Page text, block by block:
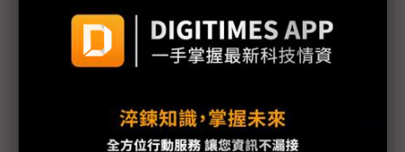
需求疲弱加上日震 福特3廠臨時停工1週
原能會：輻射雲團6日飄到台灣 影響輕微